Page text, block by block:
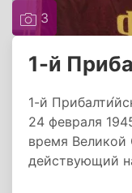
3
1-й
1-й
24 февраля
время Великой
действующий